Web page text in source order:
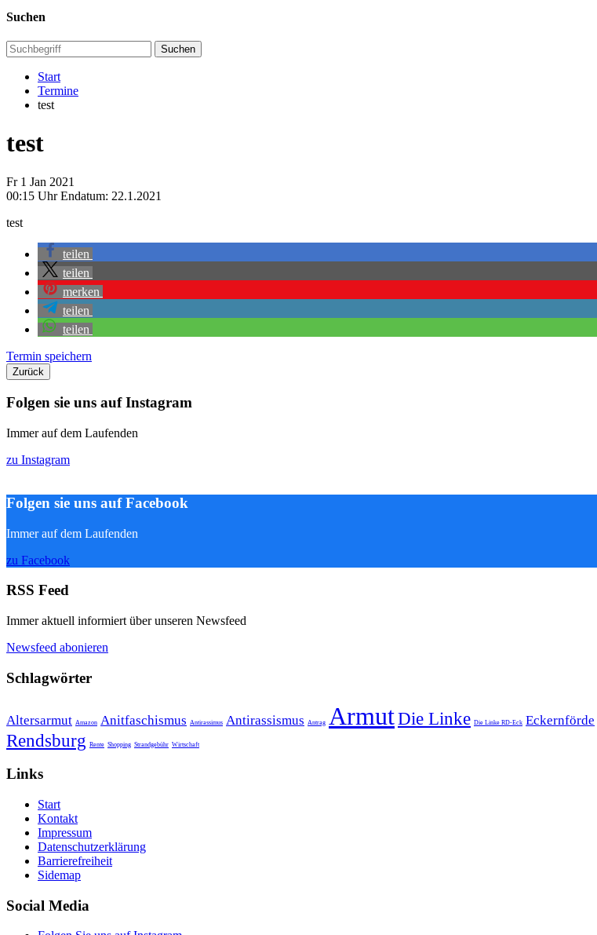
Suchen
Suchen
Start
Termine
test
test
Fr 1 Jan 2021
00:15 UhrEndatum: 22.1.2021
test
teilen
teilen
merken
teilen
teilen
Termin speichern
Zurück
Folgen sie uns auf Instagram
Immer auf dem Laufenden
zu Instagram
Folgen sie uns auf Facebook
Immer auf dem Laufenden
zu Facebook
RSS Feed
Immer aktuell informiert über unseren Newsfeed
Newsfeed abonieren
Schlagwörter
Altersarmut Amazon Anitfaschismus Antirassimus Antirassismus Antrag ArmutDie Linke Die Linke RD-Eck Eckernförde
Rendsburg Rente Shopping Strandgebühr Wirtschaft
Links
Start
Kontakt
Impressum
Datenschutzerklärung
Barrierefreiheit
Sidemap
Social Media